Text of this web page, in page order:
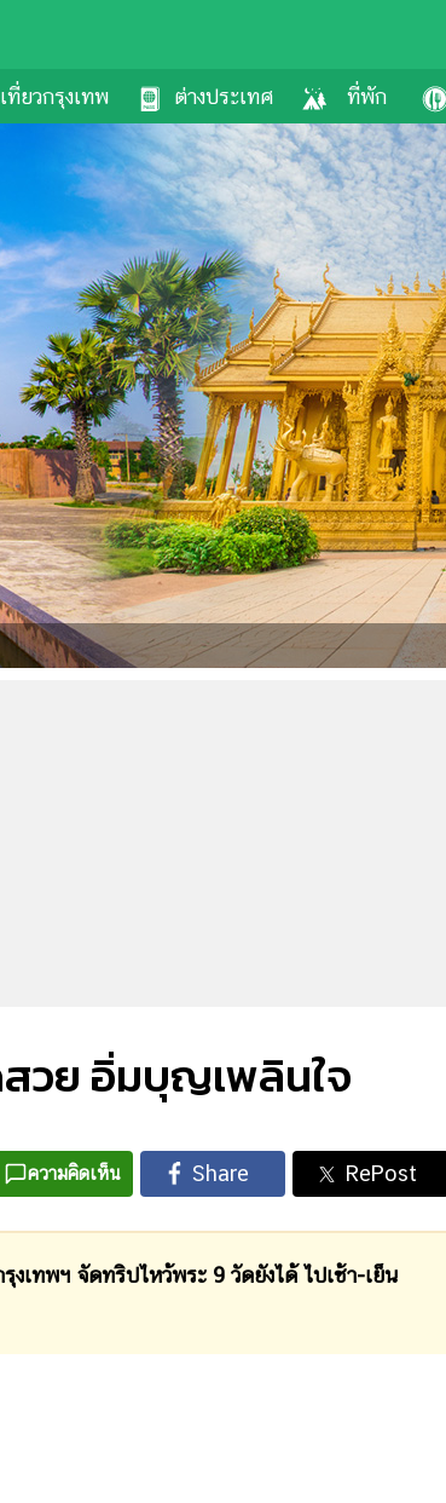
เที่ยวกรุงเทพ ต่างประเทศ ที่พัก
สวย อิ่มบุญเพลินใจ
ความคิดเห็น
พฯ จัดทริปไหว้พระ 9 วัดยังได้ ไปเช้า-เย็น